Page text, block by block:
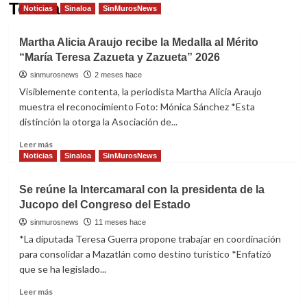
Teresa
Noticias Sinaloa SinMurosNews
Martha Alicia Araujo recibe la Medalla al Mérito
“María Teresa Zazueta y Zazueta” 2026
sinmurosnews 2 meses hace
Visiblemente contenta, la periodista Martha Alicia Araujo
muestra el reconocimiento Foto: Mónica Sánchez *Esta
distinción la otorga la Asociación de...
Leer másRead
more
Alicia
Araujo
recibe
al
Mérito
Noticias Sinaloa SinMurosNews
Se reúne la Intercamaral con la presidenta de la
Jucopo del Congreso del Estado
sinmurosnews 11 meses hace
*La diputada Teresa Guerra propone trabajar en coordinación
para consolidar a Mazatlán como destino turístico *Enfatizó
que se ha legislado...
Leer másRead